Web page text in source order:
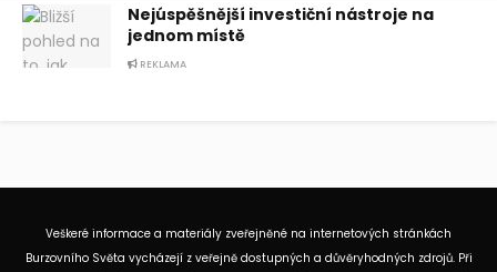
Nejúspěšnější investiční nástroje na
jednom místě
REKLAMA
Veškeré informace a materiály zveřejněné na internetových stránkách
Burzovního Světa vycházejí z veřejně dostupných a důvěryhodných zdrojů. Při